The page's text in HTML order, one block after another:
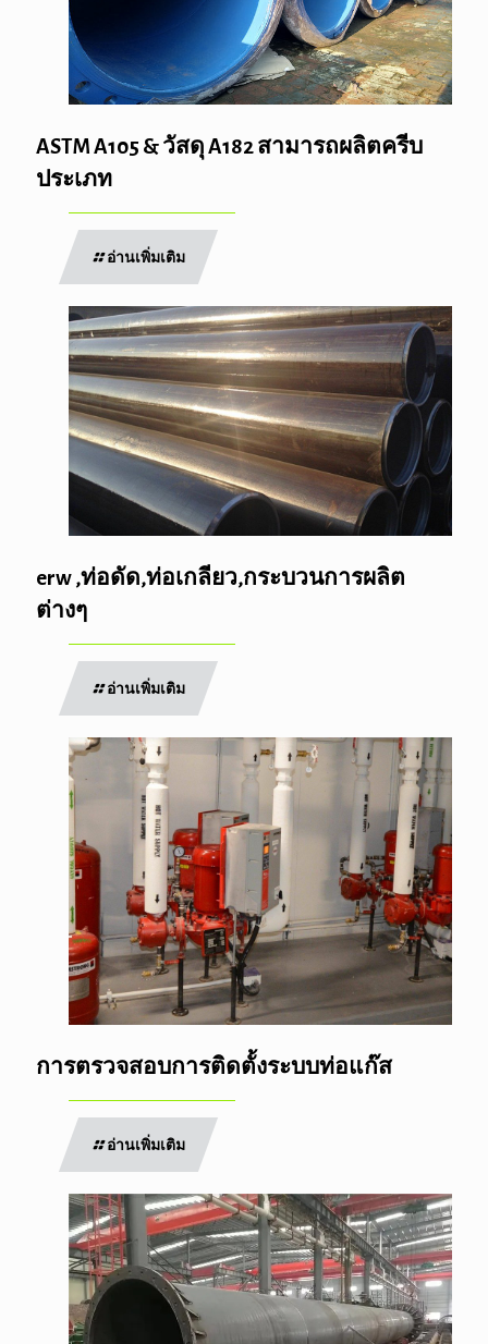
ASTM A105 & วัสดุ A182 สามารถผลิตครีบ
ประเภท
อ่านเพิ่มเติม
erw ,ท่อดัด,ท่อเกลียว,กระบวนการผลิต
ต่างๆ
อ่านเพิ่มเติม
การตรวจสอบการติดตั้งระบบท่อแก๊ส
อ่านเพิ่มเติม